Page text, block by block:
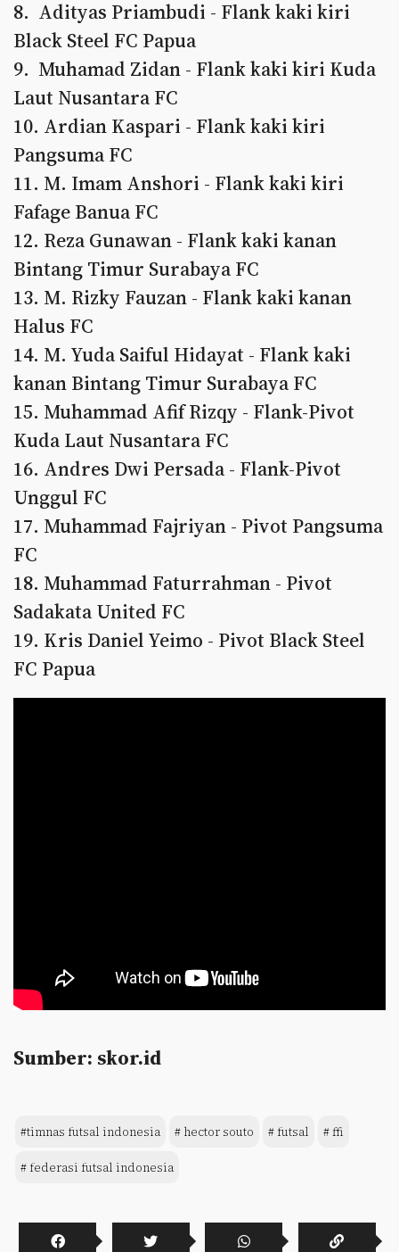
8. Adityas Priambudi - Flank kaki kiri
Black Steel FC Papua
9. Muhamad Zidan - Flank kaki kiri Kuda
Laut Nusantara FC
10.⁠ ⁠Ardian Kaspari - Flank kaki kiri
Pangsuma FC
11.⁠ ⁠M. Imam Anshori - Flank kaki kiri
Fafage Banua FC
12.⁠ ⁠Reza Gunawan - Flank kaki kanan
Bintang Timur Surabaya FC
13.⁠ ⁠M. Rizky Fauzan - Flank kaki kanan
Halus FC
14.⁠ ⁠M. Yuda Saiful Hidayat - Flank kaki
kanan Bintang Timur Surabaya FC
15.⁠ ⁠Muhammad Afif Rizqy - Flank-Pivot
Kuda Laut Nusantara FC
16.⁠ ⁠Andres Dwi Persada - Flank-Pivot
Unggul FC
17.⁠ ⁠Muhammad Fajriyan - Pivot Pangsuma
FC
18.⁠ ⁠Muhammad Faturrahman - Pivot
Sadakata United FC
19.⁠ ⁠Kris Daniel Yeimo - Pivot Black Steel
FC Papua
Sumber: skor.id
#timnas futsal indonesia # hector souto # futsal # ffi
# federasi futsal indonesia